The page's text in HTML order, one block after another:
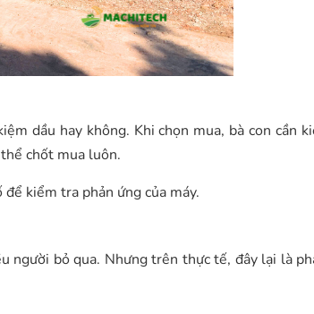
dầu hay không. Khi chọn mua, bà con cần
chốt mua luôn.
kiểm tra phản ứng của máy.
người bỏ qua. Nhưng trên thực tế, đây lại là